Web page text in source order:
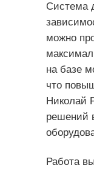
Система
можно
на базе
что
Николай
решений
Работа